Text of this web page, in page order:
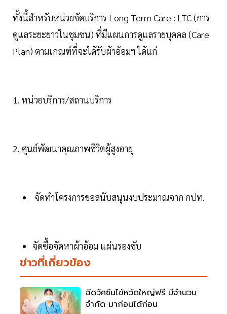
ทั้งนี้สำหรับหน่วยจัดบริการ Long Term Care : LTC (การ
ดูแลระยะยาวในชุมชน) ที่มีแผนการดูแลรายบุคคล (Care
Plan) ตามเกณฑ์ที่จะได้รับผ้าอ้อมฯ ได้แก่
1. หน่วยบริการ/สถานบริการ
2. ศูนย์พัฒนาคุณภาพชีวิตผู้สูงอายุ
จัดทำโครงการขอสนับสนุนงบประมาณจาก กปท.
จัดซื้อจัดหาผ้าอ้อม แผ่นรองซับ
ข่าวที่เกี่ยวข้อง
ฉีดวัคซีนไข้หวัดใหญ่ฟรี มีจำนวน
จำกัด มาก่อนได้ก่อน